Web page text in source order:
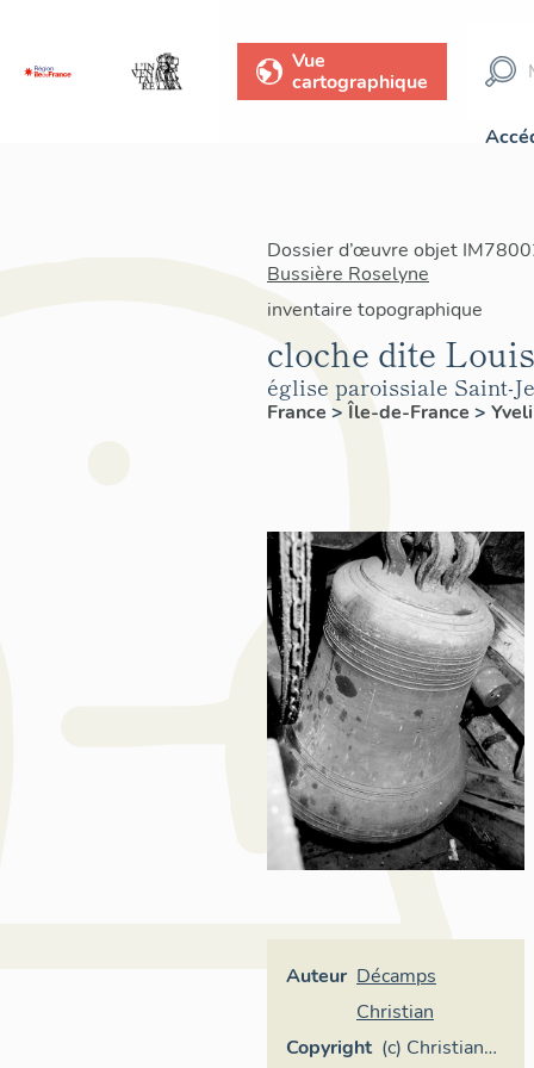
Vue
cartographique
Dossier d’œuvre objet
Bussière Roselyne
inventaire topographique
cloche dite
église paroissiale Saint-
France > Île-de-France >
Auteur Décamps
Christian
Copyright (c) Christian